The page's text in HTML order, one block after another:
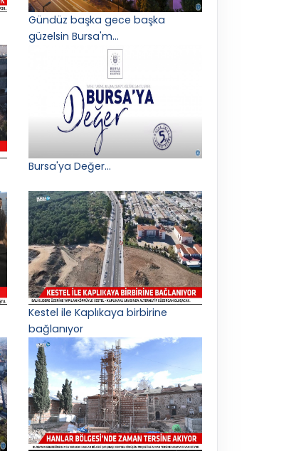
Gündüz başka gece başka
güzelsin Bursa'm...
Bursa'ya Değer...
Kestel ile Kaplıkaya birbirine
bağlanıyor